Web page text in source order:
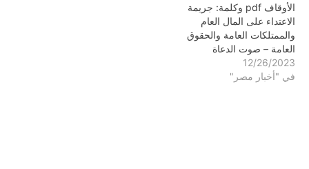
الأوقاف pdf وكلمة: جريمة
الاعتداء على المال العام
والممتلكات العامة والحقوق
العامة – صوت الدعاة
12/26/2023
في "أخبار مصر"